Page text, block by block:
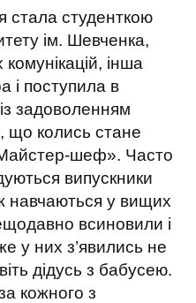
стала студенткою
ім. Шевченка,
інша
і поступила в
задоволенням
що колись стане
шеф». Часто
випускники
навчаються у вищих
всиновили і
у них з’явились не
дідусь з бабусею.
кожного з